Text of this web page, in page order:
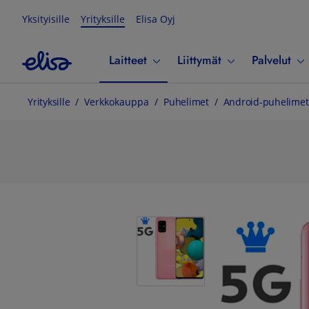
Yksityisille Yrityksille Elisa Oyj
Laitteet Liittymät Palvelut
Yrityksille Verkkokauppa Puhelimet Android-puhelimet